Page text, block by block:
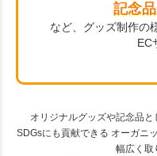
記念
など、グッズ制作の
EC
オリジナルグッズや記念品と
SDGsにも貢献できる オーガニ
幅広く取